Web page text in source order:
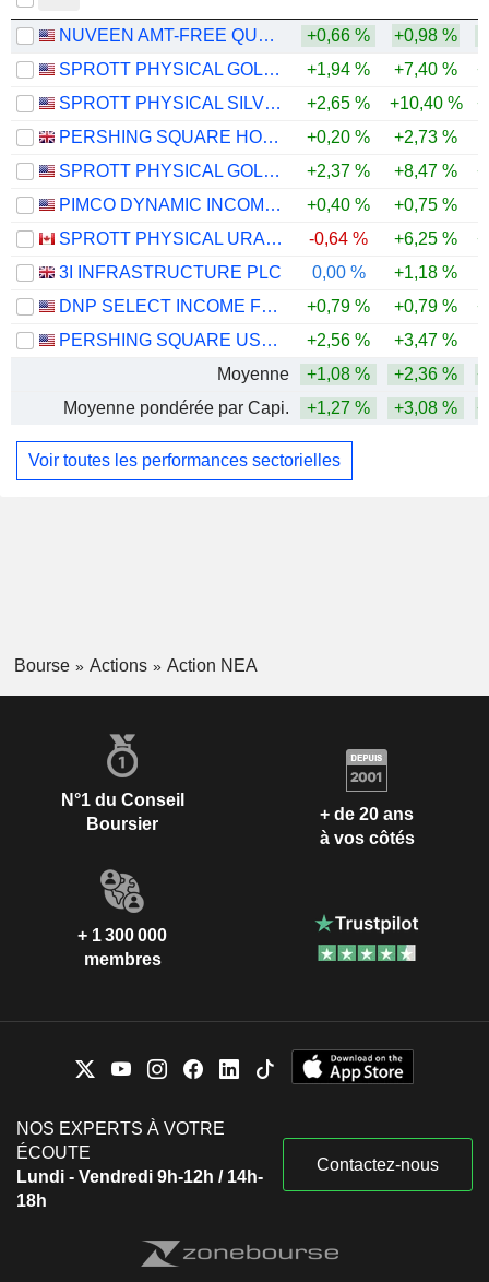
NUVEEN AMT-FREE QUALITY MUNICIPAL INCOME FUND +0,66 % +0,98 %
SPROTT PHYSICAL GOLD TRUST
+1,94 % +7,40 %
SPROTT PHYSICAL SILVER TRUST
+2,65 % +10,40 %
PERSHING SQUARE HOLDINGS, LTD.
+0,20 % +2,73 %
SPROTT PHYSICAL GOLD AND SILVER TRUST
+2,37 % +8,47 %
PIMCO DYNAMIC INCOME FUND
+0,40 % +0,75 %
SPROTT PHYSICAL URANIUM TRUST FUND
-0,64 % +6,25 %
3I INFRASTRUCTURE PLC
0,00 % +1,18 %
DNP SELECT INCOME FUND INC.
+0,79 % +0,79 %
PERSHING SQUARE USA, LTD.
+2,56 %
+3,47 %
Moyenne
+1,08 % +2,36 %
Moyenne pondérée par Capi.
+1,27 % +3,08 %
Voir toutes les performances sectorielles
Bourse Actions Action NEA
N°1 du Conseil
Boursier
+ de 20 ans
à vos côtés
+ 1 300 000
membres
NOS EXPERTS À VOTRE
ÉCOUTE
Lundi - Vendredi 9h-12h / 14h-
18h
Contactez-nous